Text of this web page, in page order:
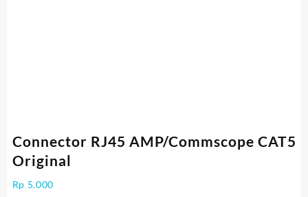
Connector RJ45 AMP/Commscope CAT5
Original
Rp 5.000